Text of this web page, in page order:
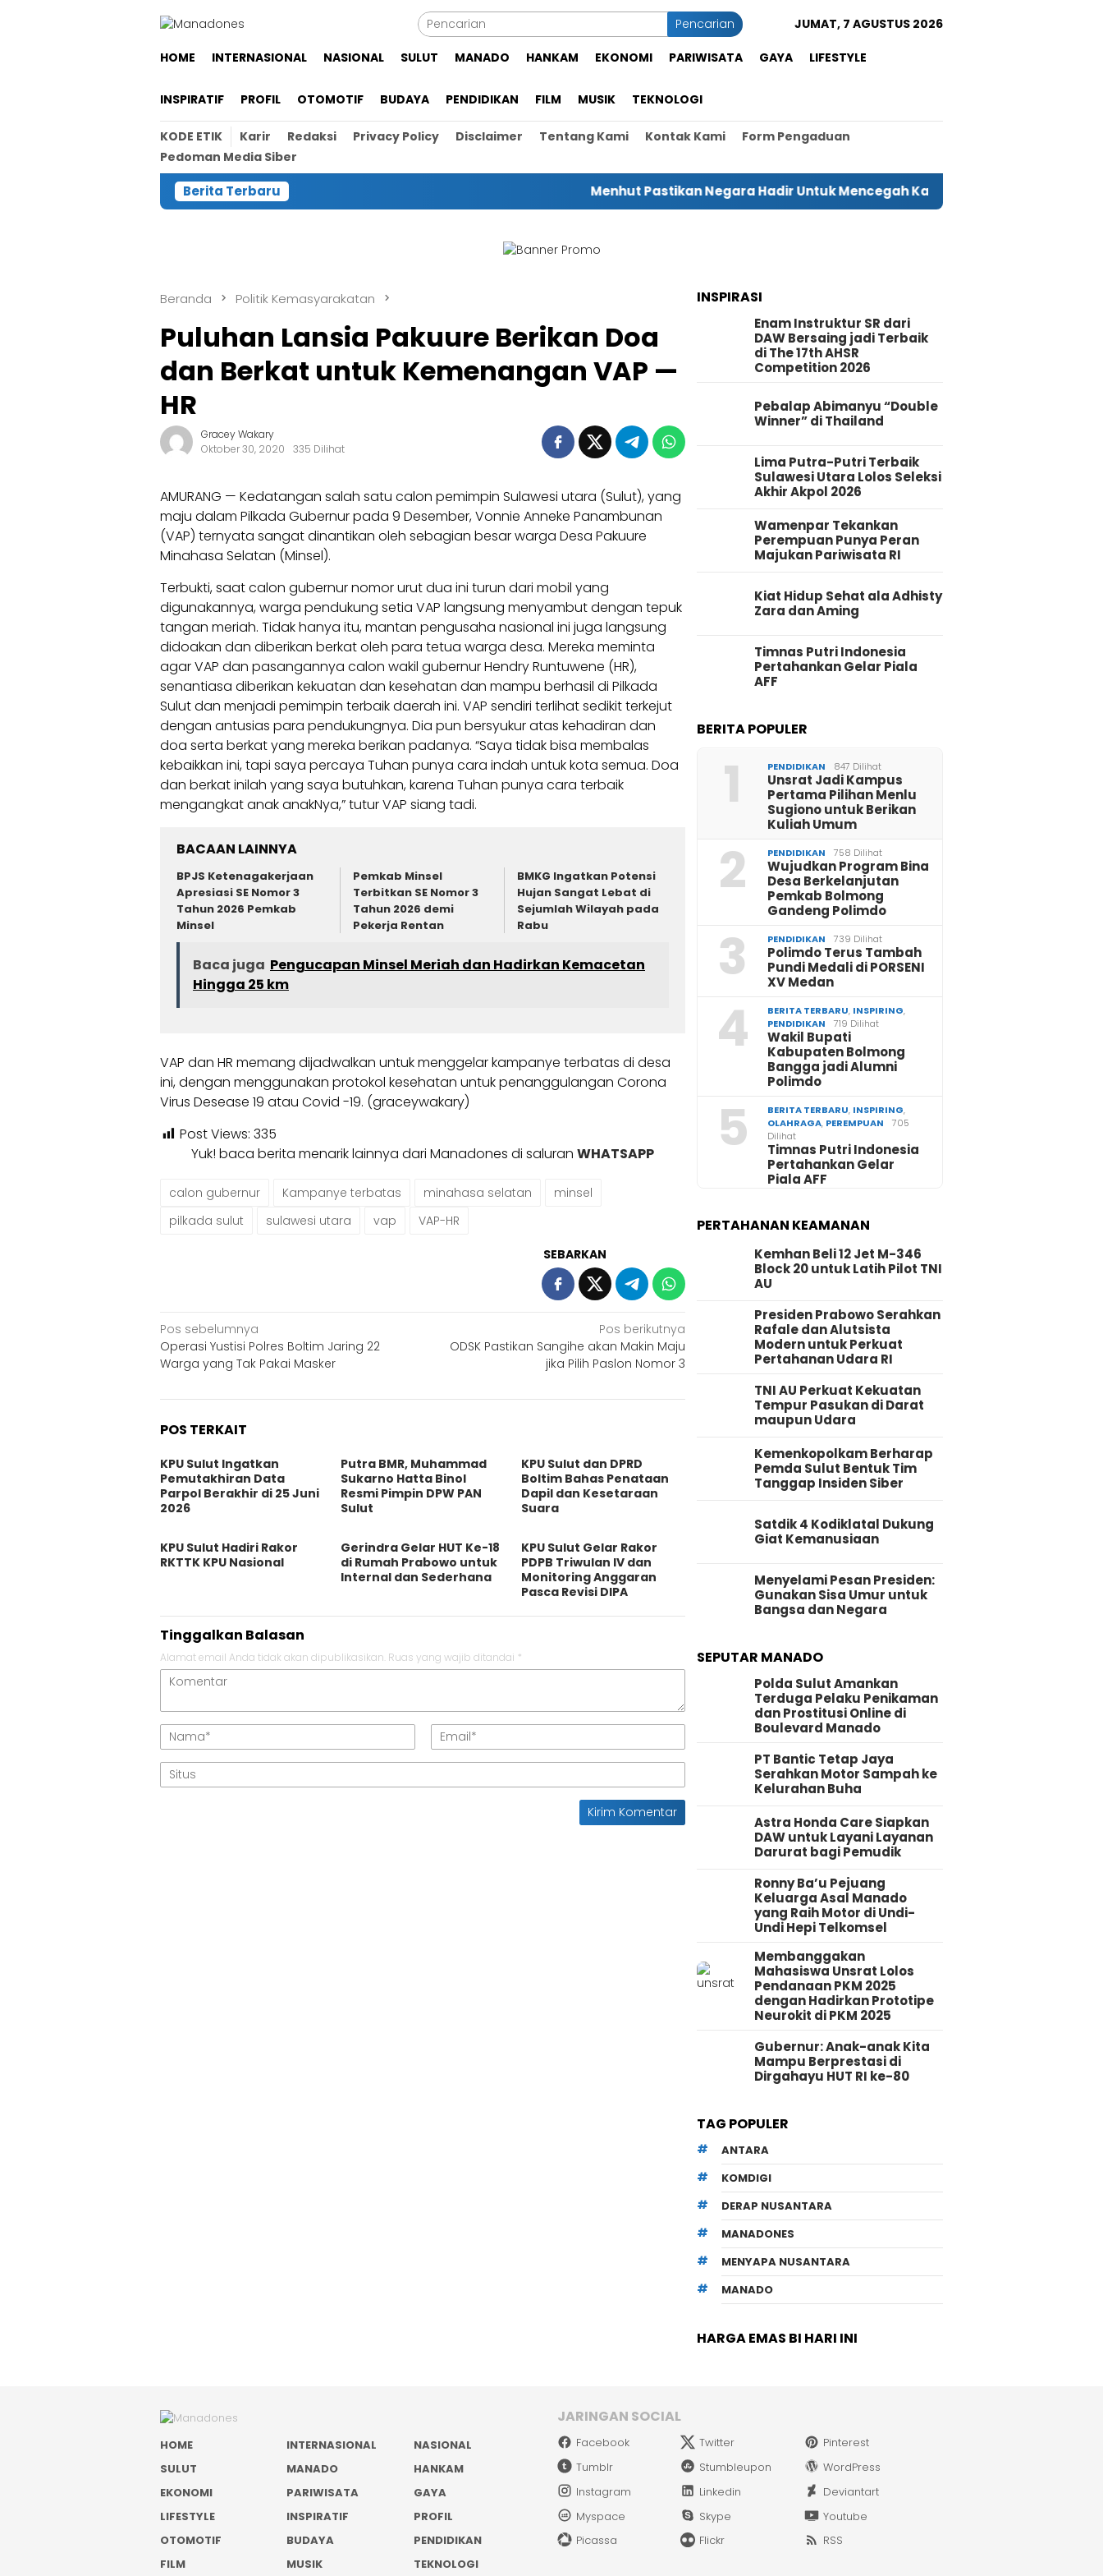
Pencarian JUMAT, 7 AGUSTUS 2026
HOME INTERNASIONAL NASIONAL SULUT MANADO HANKAM EKONOMI PARIWISATA GAYA LIFESTYLE
INSPIRATIF PROFIL OTOMOTIF BUDAYA PENDIDIKAN FILM MUSIK TEKNOLOGI
KODE ETIK Karir Redaksi Privacy Policy Disclaimer Tentang Kami Kontak Kami
Form Pengaduan
Pedoman Media Siber
Berita Terbaru Menhut Pastikan Negara Hadir Untuk Mencegah Karhutla
Beranda Politik Kemasyarakatan
Puluhan Lansia Pakuure Berikan Doa
dan Berkat untuk Kemenangan VAP —
HR
Gracey Wakary
Oktober 30, 2020
335 Dilihat
AMURANG — Kedatangan salah satu calon pemimpin Sulawesi utara (Sulut), yang
maju dalam Pilkada Gubernur pada 9 Desember, Vonnie Anneke Panambunan
(VAP) ternyata sangat dinantikan oleh sebagian besar warga Desa Pakuure
Minahasa Selatan (Minsel).
Terbukti, saat calon gubernur nomor urut dua ini turun dari mobil yang
digunakannya, warga pendukung setia VAP langsung menyambut dengan tepuk
tangan meriah. Tidak hanya itu, mantan pengusaha nasional ini juga langsung
didoakan dan diberikan berkat oleh para tetua warga desa. Mereka meminta
agar VAP dan pasangannya calon wakil gubernur Hendry Runtuwene (HR),
senantiasa diberikan kekuatan dan kesehatan dan mampu berhasil di Pilkada
Sulut dan menjadi pemimpin terbaik daerah ini. VAP sendiri terlihat sedikit terkejut
dengan antusias para pendukungnya. Dia pun bersyukur atas kehadiran dan
doa serta berkat yang mereka berikan padanya. “Saya tidak bisa membalas
kebaikkan ini, tapi saya percaya Tuhan punya cara indah untuk kota semua. Doa
dan berkat inilah yang saya butuhkan, karena Tuhan punya cara terbaik
mengangkat anak anakNya,” tutur VAP siang tadi.
BACAAN LAINNYA
BPJS Ketenagakerjaan
Apresiasi SE Nomor 3
Tahun 2026 Pemkab
Minsel
Pemkab Minsel
Terbitkan SE Nomor 3
Tahun 2026 demi
Pekerja Rentan
BMKG Ingatkan Potensi
Hujan Sangat Lebat di
Sejumlah Wilayah pada
Rabu
Baca juga Pengucapan Minsel Meriah dan Hadirkan Kemacetan
Hingga 25 km
VAP dan HR memang dijadwalkan untuk menggelar kampanye terbatas di desa
ini, dengan menggunakan protokol kesehatan untuk penanggulangan Corona
Virus Desease 19 atau Covid -19. (graceywakary)
Post Views: 335
Yuk! baca berita menarik lainnya dari Manadones di saluranWHATSAPP
calon gubernur Kampanye terbatas minahasa selatan
minsel
pilkada sulut
sulawesi utara vap VAP-HR
SEBARKAN
Navigasi
pos
Pos sebelumnya
Operasi Yustisi Polres Boltim Jaring 22
Warga yang Tak Pakai Masker
Pos berikutnya
ODSK Pastikan Sangihe akan Makin Maju
jika Pilih Paslon Nomor 3
POS TERKAIT
KPU Sulut Ingatkan
Pemutakhiran Data
Parpol Berakhir di 25 Juni
2026
Putra BMR, Muhammad
Sukarno Hatta Binol
Resmi Pimpin DPW PAN
Sulut
KPU Sulut dan DPRD
Boltim Bahas Penataan
Dapil dan Kesetaraan
Suara
KPU Sulut Hadiri Rakor
RKTTK KPU Nasional
Gerindra Gelar HUT Ke-18
di Rumah Prabowo untuk
Internal dan Sederhana
KPU Sulut Gelar Rakor
PDPB Triwulan IV dan
Monitoring Anggaran
Pasca Revisi DIPA
Tinggalkan Balasan
Alamat email Anda tidak akan dipublikasikan. Ruas yang wajib ditandai *
INSPIRASI
Enam Instruktur SR dari
DAW Bersaing jadi Terbaik
di The 17th AHSR
Competition 2026
Pebalap Abimanyu “Double
Winner” di Thailand
Lima Putra-Putri Terbaik
Sulawesi Utara Lolos Seleksi
Akhir Akpol 2026
Wamenpar Tekankan
Perempuan Punya Peran
Majukan Pariwisata RI
Kiat Hidup Sehat ala Adhisty
Zara dan Aming
Timnas Putri Indonesia
Pertahankan Gelar Piala
AFF
BERITA POPULER
1 PENDIDIKAN 847 Dilihat
Unsrat Jadi Kampus
Pertama Pilihan Menlu
Sugiono untuk Berikan
Kuliah Umum
2 PENDIDIKAN 758 Dilihat
Wujudkan Program Bina
Desa Berkelanjutan
Pemkab Bolmong
Gandeng Polimdo
3 PENDIDIKAN 739 Dilihat
Polimdo Terus Tambah
Pundi Medali di PORSENI
XV Medan
4 BERITA TERBARU, INSPIRING,
PENDIDIKAN
719 Dilihat
Wakil Bupati
Kabupaten Bolmong
Bangga jadi Alumni
Polimdo
5 BERITA TERBARU, INSPIRING,
OLAHRAGA, PEREMPUAN
705
Dilihat
Timnas Putri Indonesia
Pertahankan Gelar
Piala AFF
PERTAHANAN KEAMANAN
Kemhan Beli 12 Jet M-346
Block 20 untuk Latih Pilot TNI
AU
Presiden Prabowo Serahkan
Rafale dan Alutsista
Modern untuk Perkuat
Pertahanan Udara RI
TNI AU Perkuat Kekuatan
Tempur Pasukan di Darat
maupun Udara
Kemenkopolkam Berharap
Pemda Sulut Bentuk Tim
Tanggap Insiden Siber
Satdik 4 Kodiklatal Dukung
Giat Kemanusiaan
Menyelami Pesan Presiden:
Gunakan Sisa Umur untuk
Bangsa dan Negara
SEPUTAR MANADO
Polda Sulut Amankan
Terduga Pelaku Penikaman
dan Prostitusi Online di
Boulevard Manado
PT Bantic Tetap Jaya
Serahkan Motor Sampah ke
Kelurahan Buha
Astra Honda Care Siapkan
DAW untuk Layani Layanan
Darurat bagi Pemudik
Ronny Ba’u Pejuang
Keluarga Asal Manado
yang Raih Motor di Undi-
Undi Hepi Telkomsel
Membanggakan
Mahasiswa Unsrat Lolos
Pendanaan PKM 2025
dengan Hadirkan Prototipe
Neurokit di PKM 2025
Gubernur: Anak-anak Kita
Mampu Berprestasi di
Dirgahayu HUT RI ke-80
TAG POPULER
ANTARA
KOMDIGI
DERAP NUSANTARA
MANADONES
MENYAPA NUSANTARA
MANADO
HARGA EMAS BI HARI INI
HOME INTERNASIONAL
NASIONAL
SULUT
MANADO
HANKAM
EKONOMI
PARIWISATA
GAYA
LIFESTYLE
INSPIRATIF
PROFIL
OTOMOTIF
BUDAYA
PENDIDIKAN
FILM
MUSIK TEKNOLOGI
JARINGAN SOCIAL
Facebook Twitter
Pinterest
Tumblr
Stumbleupon
WordPress
Instagram
Linkedin
Deviantart
Myspace
Skype
Youtube
Picassa
Flickr RSS